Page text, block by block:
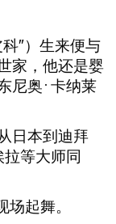
”） 生来便与
家，他还是婴
尼奥·卡纳莱
日本到迪拜
等大师同
场起舞。